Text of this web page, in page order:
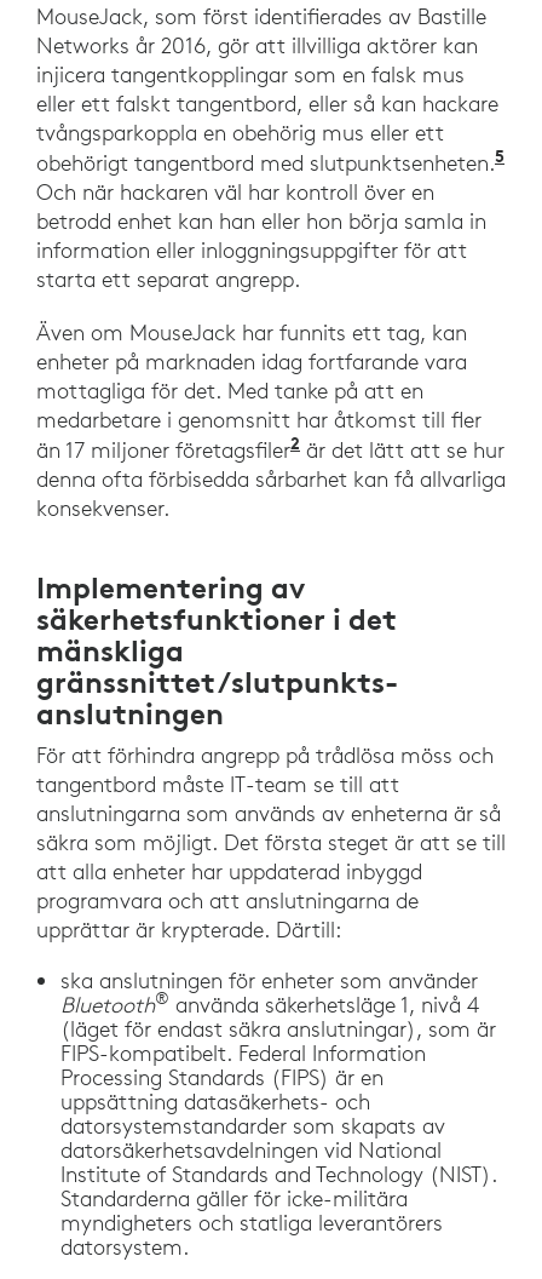
MouseJack, som först identifierades av Bastille
Networks år 2016, gör att illvilliga aktörer kan
injicera tangentkopplingar som en falsk mus
eller ett falskt tangentbord, eller så kan hackare
tvångsparkoppla en obehörig mus eller ett
obehörigt tangentbord med slutpunktsenheten.5
Och när hackaren väl har kontroll över en
betrodd enhet kan han eller hon börja samla in
information eller inloggningsuppgifter för att
starta ett separat angrepp.
Även om MouseJack har funnits ett tag, kan
enheter på marknaden idag fortfarande vara
mottagliga för det. Med tanke på att en
medarbetare i genomsnitt har åtkomst till fler
än 17 miljoner företagsfiler2 ”What’s next for
är det lätt att se hur
denna ofta förbisedda sårbarhet kan få allvarliga
konsekvenser.
Implementering av
säkerhetsfunktioner i det
mänskliga
gränssnittet/slutpunkts­
anslutningen
För att förhindra angrepp på trådlösa möss och
tangentbord måste IT-team se till att
anslutningarna som används av enheterna är så
säkra som möjligt. Det första steget är att se till
att alla enheter har uppdaterad inbyggd
programvara och att anslutningarna de
upprättar är krypterade. Därtill:
ska anslutningen för enheter som använder
Bluetooth® använda säkerhetsläge 1, nivå 4
(läget för endast säkra anslutningar), som är
FIPS-kompatibelt. Federal Information
Processing Standards (FIPS) är en
uppsättning datasäkerhets- och
datorsystemstandarder som skapats av
datorsäkerhetsavdelningen vid National
Institute of Standards and Technology (NIST).
Standarderna gäller för icke-militära
myndigheters och statliga leverantörers
datorsystem.